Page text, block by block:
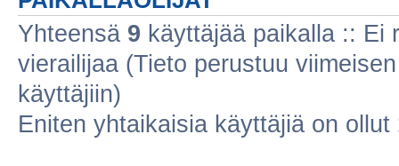
Yhteensä 9 käyttäjää paikalla :: Ei
vierailijaa (Tieto perustuu
käyttäjiin)
Eniten yhtaikaisia käyttäjiä on ollut